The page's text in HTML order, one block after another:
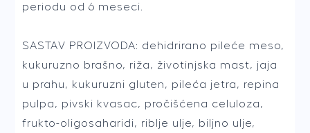
periodu od 6 meseci.
SASTAV PROIZVODA: dehidrirano pileće meso,
kukuruzno brašno, riža, životinjska mast, jaja
u prahu, kukuruzni gluten, pileća jetra, repina
pulpa, pivski kvasac, pročišćena celuloza,
frukto-oligosaharidi, riblje ulje, biljno ulje,